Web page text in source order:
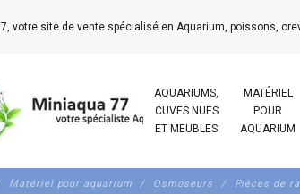
votre site de vente spécialisé en Aquarium, poissons,
AQUARIUMS,
CUVES NUES
ET MEUBLES
MATÉRIEL
POUR
AQUARIUM
Matériel pour aquarium Osmoseurs Pièces de